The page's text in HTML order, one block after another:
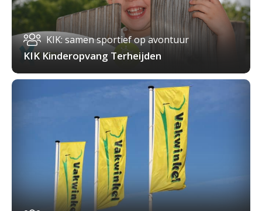
KIK: samen sportief op avontuur
KIK Kinderopvang Terheijden